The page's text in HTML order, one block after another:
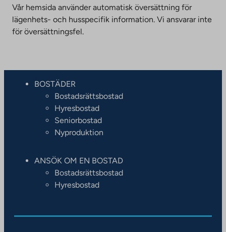
Vår hemsida använder automatisk översättning för
lägenhets- och husspecifik information. Vi ansvarar inte
för översättningsfel.
BOSTÄDER
Bostadsrättsbostad
Hyresbostad
Seniorbostad
Nyproduktion
ANSÖK OM EN BOSTAD
Bostadsrättsbostad
Hyresbostad